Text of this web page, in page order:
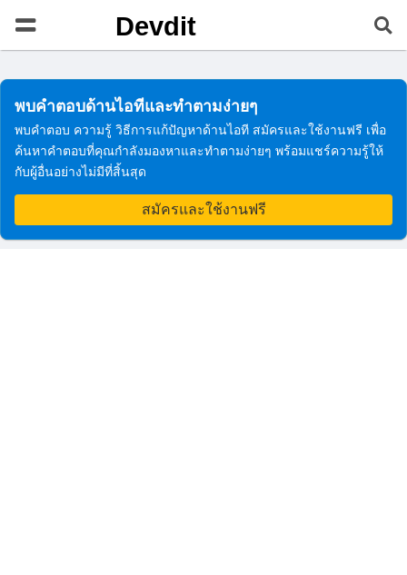
Devdit
พบคำตอบด้านไอทีและทำตามง่ายๆ
พบคำตอบ ความรู้ วิธีการแก้ปัญหาด้านไอที สมัครและใช้งานฟรี เพื่อ
ค้นหาคำตอบที่คุณกำลังมองหาและทำตามง่ายๆ พร้อมแชร์ความรู้ให้
กับผู้อื่นอย่างไม่มีที่สิ้นสุด
สมัครและใช้งานฟรี